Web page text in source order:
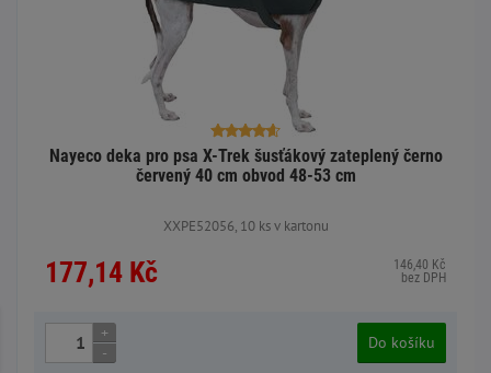
Nayeco deka pro psa X-Trek šusťákový zateplený černo
červený 40 cm obvod 48-53 cm
XXPE52056, 10 ks v kartonu
177,14 Kč
146,40 Kč
bez DPH
+
-
Do košíku